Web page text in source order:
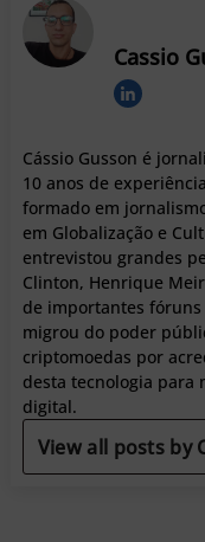
Cassio
Cássio Gusson é
10 anos de
formado em
em Globalização e
entrevistou grandes
Clinton, Henrique
de importantes fóruns
migrou do poder
criptomoedas por
desta tecnologia para
digital.
View all posts by